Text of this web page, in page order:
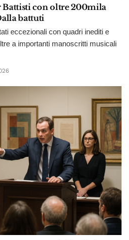
Battisti con oltre 200mila
battuti
eccezionali con quadri inediti e
a importanti manoscritti musicali